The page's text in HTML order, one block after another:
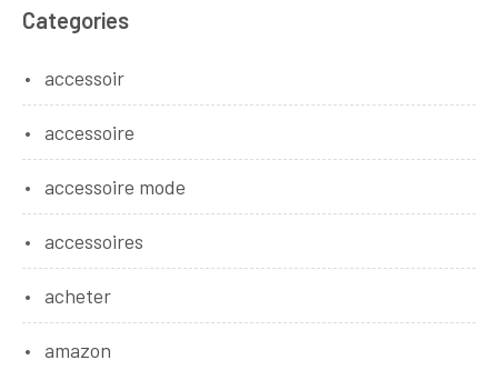
Categories
accessoir
accessoire
accessoire mode
accessoires
acheter
amazon